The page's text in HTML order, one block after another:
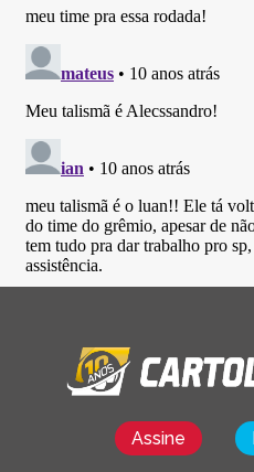
Assine